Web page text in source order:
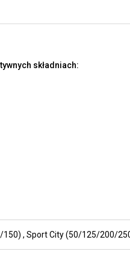
składniach:
150) , Sport City (50/125/200/